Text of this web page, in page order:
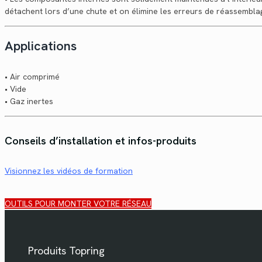
détachent lors d’une chute et on élimine les erreurs de
Applications
• Air comprimé
• Vide
• Gaz inertes
Conseils d’installation et infos-produits
Visionnez les vidéos de formation
OUTILS POUR MONTER VOTRE RÉSEAU
Produits Topring